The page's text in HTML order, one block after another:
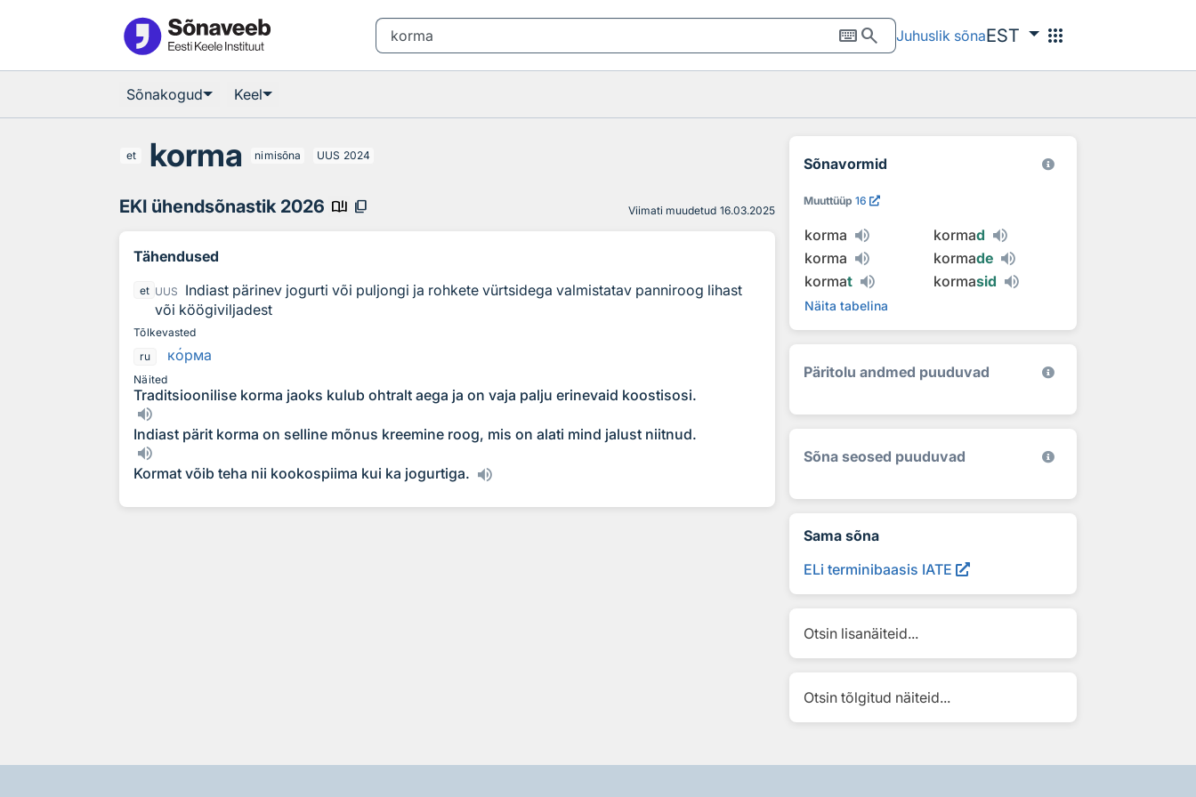
keyboardsearch Juhuslik sõnaEST apps
Sõnakogud Keel
et korma nimisõna UUS 2024
EKI ühendsõnastik 2026 book_ribbon content_copy Viimati muudetud 16.03.2025
Tähendused
et UUS
Indiast pärinev jogurti või puljongi ja rohkete vürtsidega valmistatav panniroog lihast
või köögiviljadest
Tõlkevasted
ru
корма
Näited
Traditsioonilise korma jaoks kulub ohtralt aega ja on vaja palju erinevaid koostisosi.
Indiast pärit korma on selline mõnus kreemine roog, mis on alati mind jalust niitnud.
Kormat võib teha nii kookospiima kui ka jogurtiga.
Sõnavormid
Muuttüüp 16
korma kormad
korma
kormade
kormat kormasid
Näita tabelina
Päritolu andmed puuduvad
Sõna seosed puuduvad
Sama sõna
ELi terminibaasis IATE
Otsin lisanäiteid...
Otsin tõlgitud näiteid...